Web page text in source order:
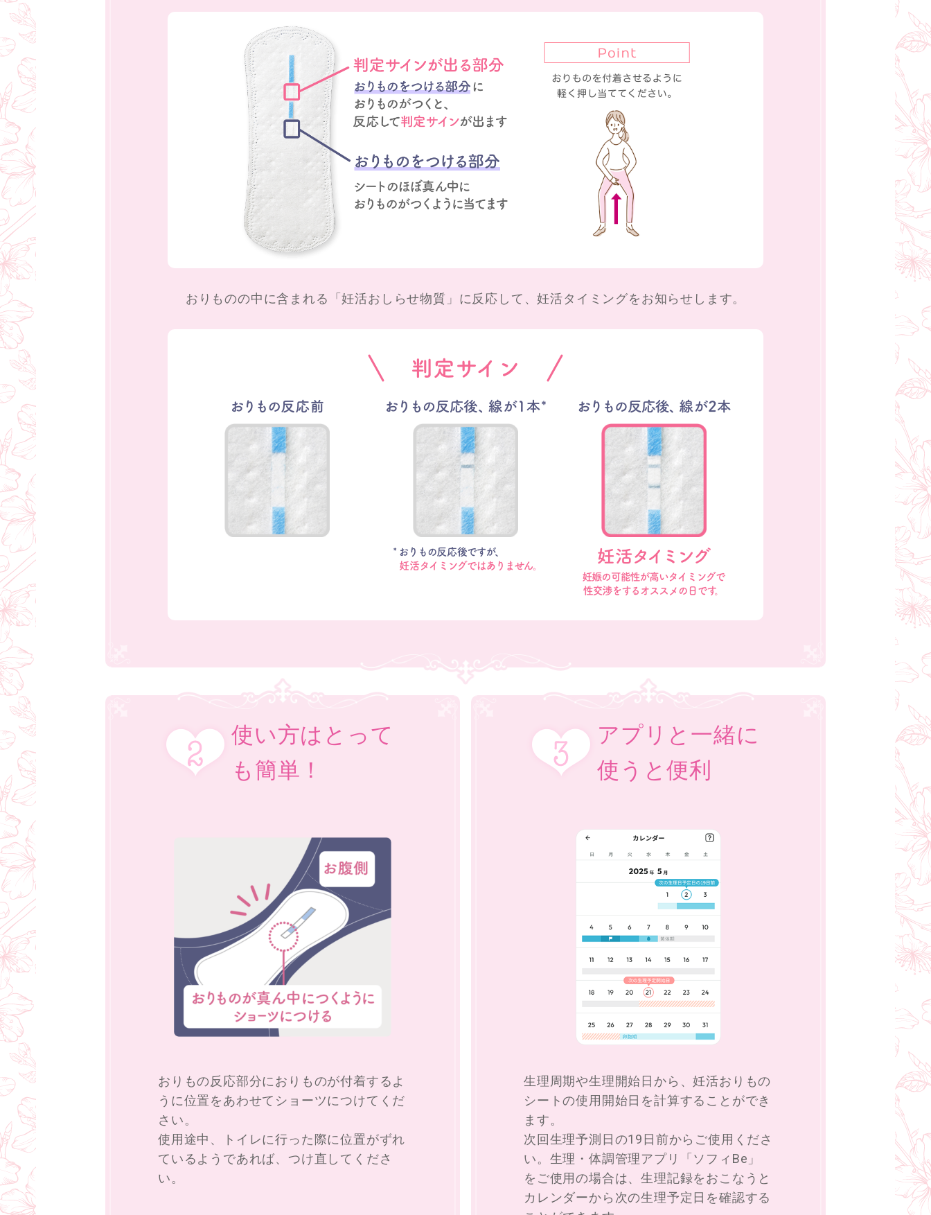
おりものの中に含まれる「妊活おしらせ物質」に反応して、妊活タイミングをお知らせします。
使い方はとって
も簡単！
おりもの反応部分におりものが付着するよ
うに位置をあわせてショーツにつけてくだ
さい。
使用途中、トイレに行った際に位置がずれ
ているようであれば、つけ直してくださ
い。
アプリと一緒に
使うと便利
生理周期や生理開始日から、妊活おりもの
シートの使用開始日を計算することができ
ます。
次回生理予測日の19日前からご使用くださ
い。生理・体調管理アプリ「ソフィBe」
をご使用の場合は、生理記録をおこなうと
カレンダーから次の生理予定日を確認する